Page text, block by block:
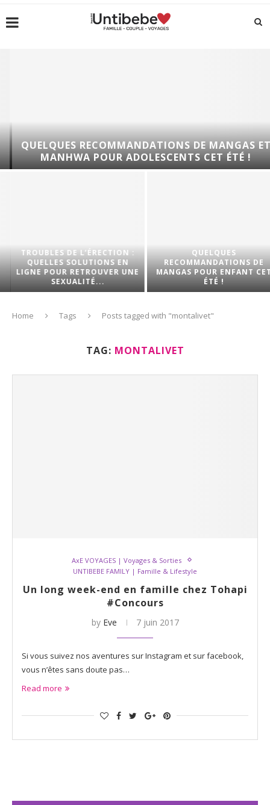
QUELQUES RECOMMANDATIONS DE MANGAS ET
MANHWA POUR ADOLESCENTS CET ÉTÉ !
TROUBLES DE L’ÉRECTION :
QUELLES SOLUTIONS EN
LIGNE POUR RETROUVER UNE
SEXUALITÉ...
QUELQUES
RECOMMANDATIONS DE
MANGAS POUR ENFANT CET
ÉTÉ !
Home Tags Posts tagged with "montalivet"
TAG: MONTALIVET
AxE VOYAGES | Voyages & Sorties
UNTIBEBE FAMILY | Famille & Lifestyle
Un long week-end en famille chez Tohapi
#Concours
by Eve 7 juin 2017
Si vous suivez nos aventures sur Instagram et sur facebook,
vous n’êtes sans doute pas…
Read more